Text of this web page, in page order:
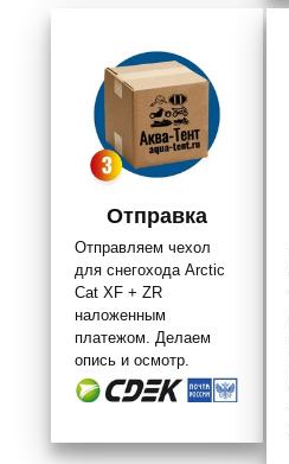
Отправка
Отправляем чехол
для снегохода Arctic
Cat XF + ZR
наложенным
платежом. Делаем
опись и осмотр.